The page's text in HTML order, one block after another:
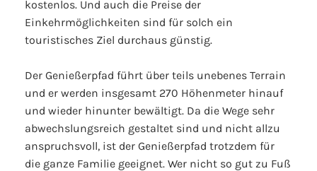
kostenlos. Und auch die Preise der
Einkehrmöglichkeiten sind für solch ein
touristisches Ziel durchaus günstig.
Der Genießerpfad führt über teils unebenes Terrain
und er werden insgesamt 270 Höhenmeter hinauf
und wieder hinunter bewältigt. Da die Wege sehr
abwechslungsreich gestaltet sind und nicht allzu
anspruchsvoll, ist der Genießerpfad trotzdem für
die ganze Familie geeignet. Wer nicht so gut zu Fuß